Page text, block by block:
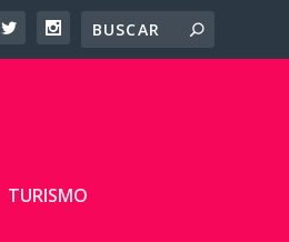
TURISMO